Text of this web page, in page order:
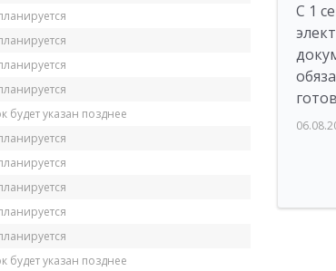
будет указан позднее
будет указан позднее
С 1